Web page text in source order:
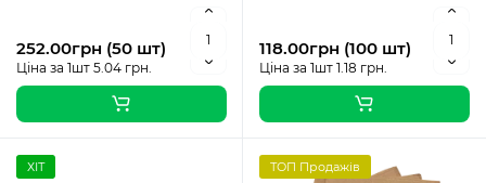
252.00грн (50 шт)
Ціна за 1шт 5.04 грн.
118.00грн (100 шт)
Ціна за 1шт 1.18 грн.
ХІТ ТОП Продажів